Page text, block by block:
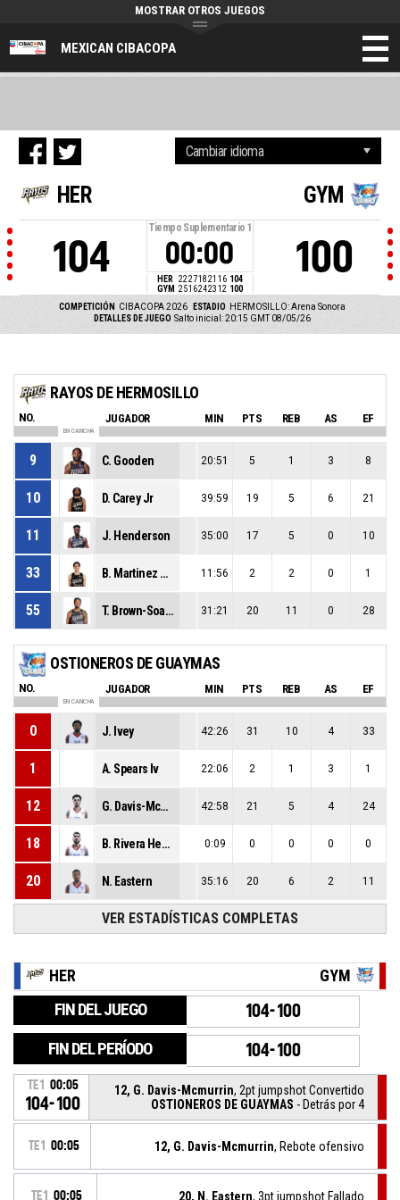
MEXICAN CIBACOPA
MOSTRAR OTROS JUEGOS
HER
104
Tiempo Suplementario 1
00:00
HER 22271821 16 104
GYM 25162423 12 100
GYM
100
COMPETICIÓN CIBACOPA 2026 ESTADIO
HERMOSILLO: Arena Sonora
DETALLES DE JUEGO Salto inicial: 20:15 GMT 08/05/26
RAYOS DE HERMOSILLO
NO. JUGADOR MIN PTS REB AS EF
EN CANCHA
9 C. Gooden 20:51 5 1 3 8
10 D. Carey Jr 39:59 19 5 6 21
11 J. Henderson 35:00 17 5 0 10
33 B. Martinez Campa 11:56 2 2 0 1
55 T. Brown-Soares 31:21 20 11 0 28
OSTIONEROS DE GUAYMAS
NO. JUGADOR MIN PTS REB AS EF
EN CANCHA
0 J. Ivey 42:26 31 10 4 33
1 A. Spears Iv 22:06 2 1 3 1
12 G. Davis-Mcmurrin 42:58 21 5 4 24
18 B. Rivera Herrera 0:09 0 0 0 0
20 N. Eastern 35:16 20 6 2 11
VER ESTADÍSTICAS COMPLETAS
HER GYM
FIN DEL JUEGO 104-100
FIN DEL PERÍODO 104-100
TE1 00:05
104-100
12, G. Davis-Mcmurrin, 2pt jumpshot Convertido
OSTIONEROS DE GUAYMAS - Detrás por 4
TE1 00:05 12, G. Davis-Mcmurrin, Rebote ofensivo
TE1 00:05 20, N. Eastern, 3pt jumpshot Fallado